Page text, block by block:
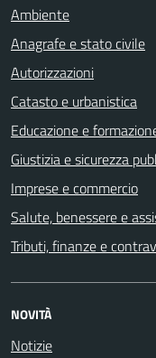
Ambiente
Anagrafe e stato civile
Autorizzazioni
Catasto e urbanistica
Educazione e
Giustizia e sicurezza
Imprese e commercio
Salute, benessere e
Tributi, finanze e
NOVITÀ
Notizie